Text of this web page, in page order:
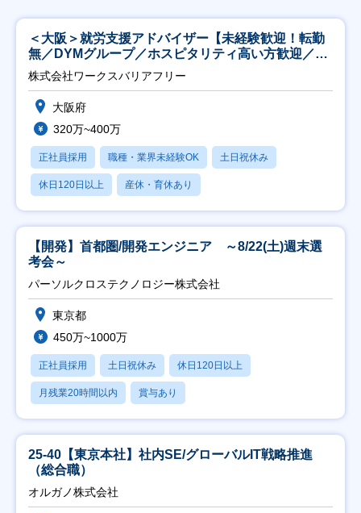
＜大阪＞就労支援アドバイザー【未経験歓迎！転勤
無／DYMグループ／ホスピタリティ高い方歓迎／土
日祝】
株式会社ワークスバリアフリー
大阪府
320万~400万
正社員採用 職種・業界未経験OK 土日祝休み
休日120日以上 産休・育休あり
【開発】首都圏/開発エンジニア ～8/22(土)週末選
考会～
パーソルクロステクノロジー株式会社
東京都
450万~1000万
正社員採用 土日祝休み 休日120日以上
月残業20時間以内 賞与あり
25-40【東京本社】社内SE/グローバルIT戦略推進
（総合職）
オルガノ株式会社